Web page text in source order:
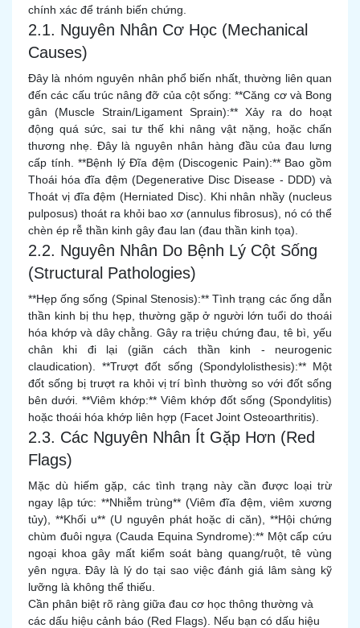
chính xác để tránh biến chứng.
2.1. Nguyên Nhân Cơ Học (Mechanical
Causes)
Đây là nhóm nguyên nhân phổ biến nhất, thường liên quan
đến các cấu trúc nâng đỡ của cột sống: **Căng cơ và Bong
gân (Muscle Strain/Ligament Sprain):** Xảy ra do hoạt
động quá sức, sai tư thế khi nâng vật nặng, hoặc chấn
thương nhẹ. Đây là nguyên nhân hàng đầu của đau lưng
cấp tính. **Bệnh lý Đĩa đệm (Discogenic Pain):** Bao gồm
Thoái hóa đĩa đệm (Degenerative Disc Disease - DDD) và
Thoát vị đĩa đệm (Herniated Disc). Khi nhân nhầy (nucleus
pulposus) thoát ra khỏi bao xơ (annulus fibrosus), nó có thể
chèn ép rễ thần kinh gây đau lan (đau thần kinh tọa).
2.2. Nguyên Nhân Do Bệnh Lý Cột Sống
(Structural Pathologies)
**Hẹp ống sống (Spinal Stenosis):** Tình trạng các ống dẫn
thần kinh bị thu hẹp, thường gặp ở người lớn tuổi do thoái
hóa khớp và dây chằng. Gây ra triệu chứng đau, tê bì, yếu
chân khi đi lại (giãn cách thần kinh - neurogenic
claudication). **Trượt đốt sống (Spondylolisthesis):** Một
đốt sống bị trượt ra khỏi vị trí bình thường so với đốt sống
bên dưới. **Viêm khớp:** Viêm khớp đốt sống (Spondylitis)
hoặc thoái hóa khớp liên hợp (Facet Joint Osteoarthritis).
2.3. Các Nguyên Nhân Ít Gặp Hơn (Red
Flags)
Mặc dù hiếm gặp, các tình trạng này cần được loại trừ
ngay lập tức: **Nhiễm trùng** (Viêm đĩa đệm, viêm xương
tủy), **Khối u** (U nguyên phát hoặc di căn), **Hội chứng
chùm đuôi ngựa (Cauda Equina Syndrome):** Một cấp cứu
ngoại khoa gây mất kiểm soát bàng quang/ruột, tê vùng
yên ngựa. Đây là lý do tại sao việc đánh giá lâm sàng kỹ
lưỡng là không thể thiếu.
Cần phân biệt rõ ràng giữa đau cơ học thông thường và
các dấu hiệu cảnh báo (Red Flags). Nếu bạn có dấu hiệu